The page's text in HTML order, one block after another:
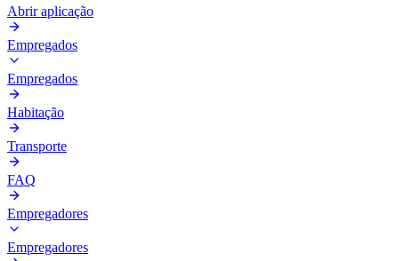
Abrir aplicação
Empregados
Empregados
Habitação
Transporte
FAQ
Empregadores
Empregadores